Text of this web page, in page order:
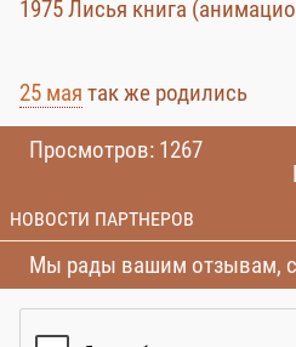
1975 Лисья книга
25 мая так же родились
Просмотров: 1267
НОВОСТИ ПАРТНЕРОВ
Мы рады вашим отзывам,